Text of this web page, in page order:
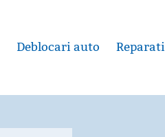
Deblocari auto